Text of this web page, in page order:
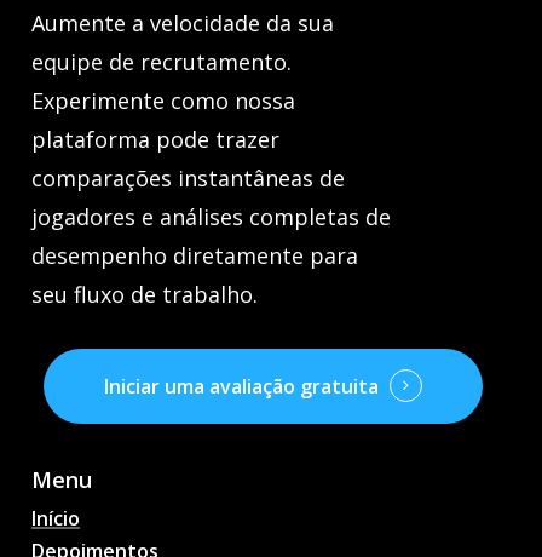
Aumente a velocidade da sua
equipe de recrutamento.
Experimente como nossa
plataforma pode trazer
comparações instantâneas de
jogadores e análises completas de
desempenho diretamente para
seu fluxo de trabalho.
Iniciar uma avaliação gratuita
Menu
Início
Depoimentos